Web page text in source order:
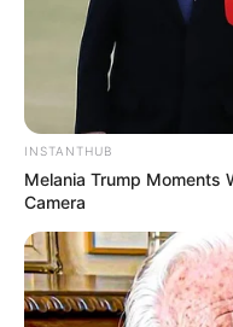
Alamat email Anda tidak akan
INSTANTHUB
Melania Trump Moments
Camera